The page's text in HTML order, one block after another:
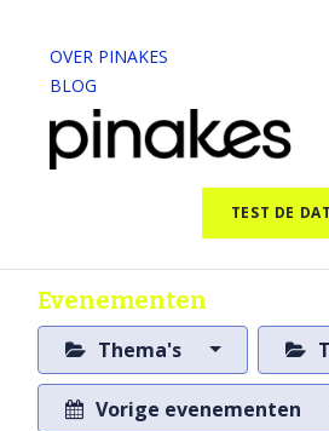
OVER PINAKES
BLOG
TEST DE
Evenementen
Thema's
Vorige evenementen